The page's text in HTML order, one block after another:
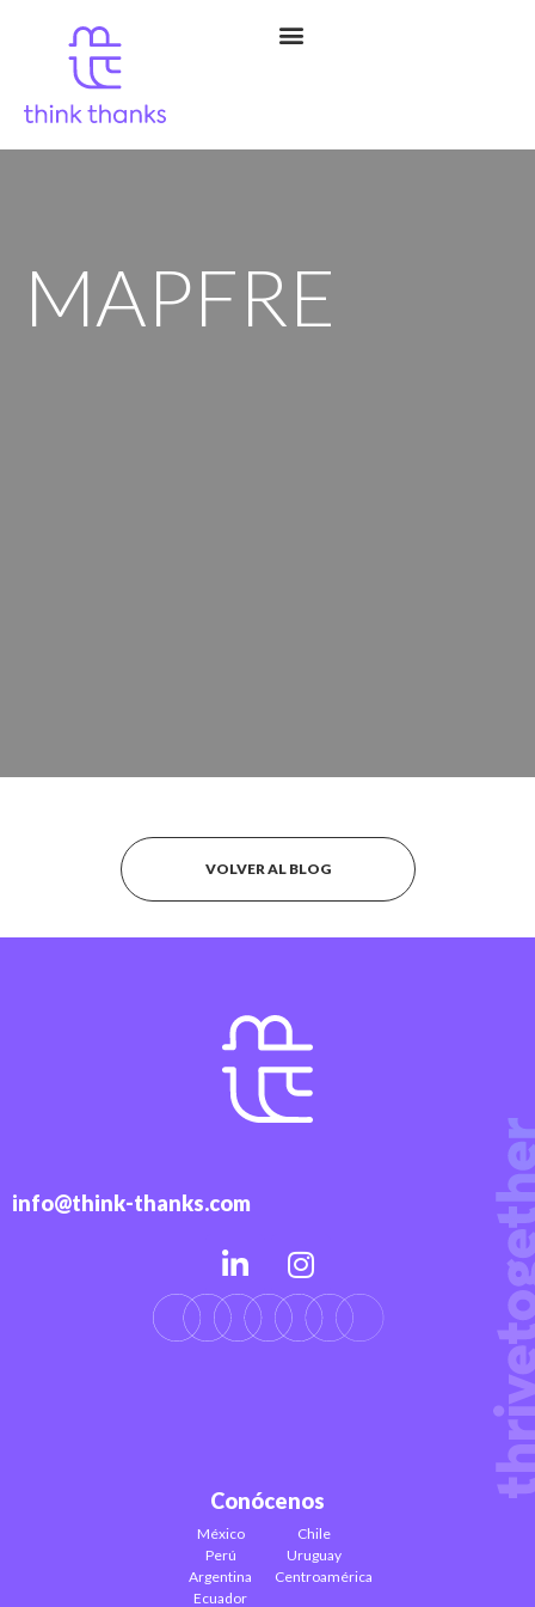
MAPFRE
VOLVER AL BLOG
info@think-thanks.com
Conócenos
México
Perú
Argentina
Ecuador
Chile
Uruguay
Centroamérica